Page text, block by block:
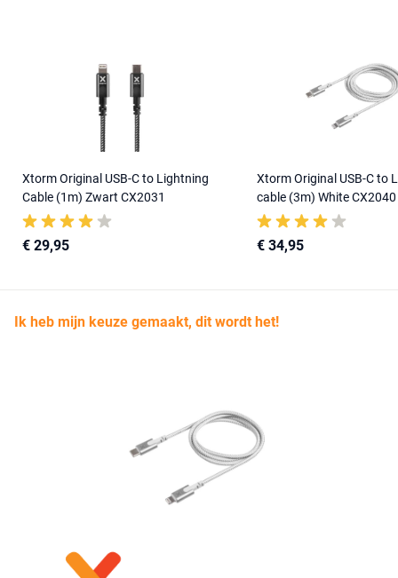
Xtorm Original USB-C to Lightning
Cable (1m) Zwart CX2031
€ 29,95
Xtorm Original USB-C to
cable (3m) White CX2040
€ 34,95
Ik heb mijn keuze gemaakt, dit wordt het!